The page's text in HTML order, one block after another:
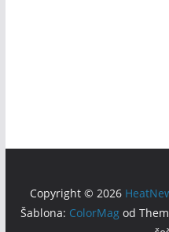
Copyright © 2026
Šablona: ColorMagod